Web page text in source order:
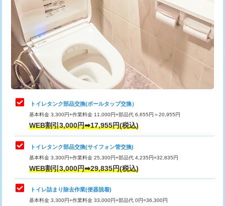
トイレタンク部品交換(ボールタップ交換）
基本料金 3,300円+作業料金 11,000円+部品代 6,655円＝20,955円
WEB割引3,000円➡17,955円(税込)
トイレタンク部品交換(サイフォン管交換)
基本料金 3,300円+作業料金 25,300円+部品代 4,235円=32,835円
WEB割引3,000円➡29,835円(税込)
トイレ詰まり除去作業(便器脱着)
基本料金 3,300円+作業料金 33,000円+部品代 0円=36,300円